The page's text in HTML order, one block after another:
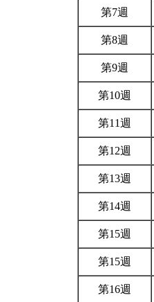
第7週
第8週
第9週
第10週
第11週
第12週
第13週
第14週
第15週
第15週
第16週